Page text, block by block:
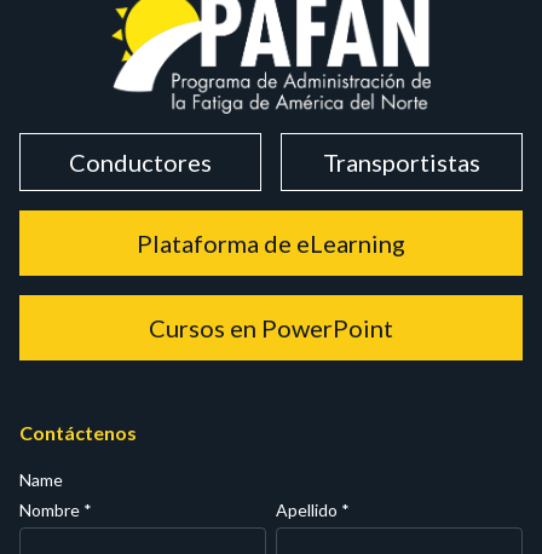
Conductores Transportistas
Plataforma de eLearning
Cursos en PowerPoint
Contáctenos
Name
Nombre * Apellido *